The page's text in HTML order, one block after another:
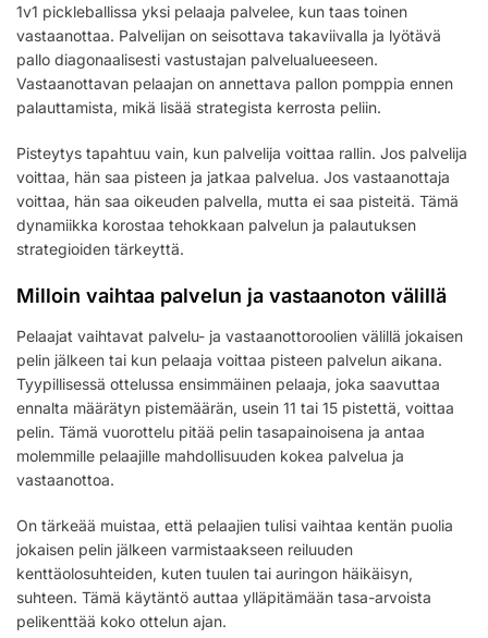
1v1 pickleballissa yksi pelaaja palvelee, kun taas toinen
vastaanottaa. Palvelijan on seisottava takaviivalla ja lyötävä
pallo diagonaalisesti vastustajan palvelualueeseen.
Vastaanottavan pelaajan on annettava pallon pomppia ennen
palauttamista, mikä lisää strategista kerrosta peliin.
Pisteytys tapahtuu vain, kun palvelija voittaa rallin. Jos palvelija
voittaa, hän saa pisteen ja jatkaa palvelua. Jos vastaanottaja
voittaa, hän saa oikeuden palvella, mutta ei saa pisteitä. Tämä
dynamiikka korostaa tehokkaan palvelun ja palautuksen
strategioiden tärkeyttä.
Milloin vaihtaa palvelun ja vastaanoton välillä
Pelaajat vaihtavat palvelu- ja vastaanottoroolien välillä jokaisen
pelin jälkeen tai kun pelaaja voittaa pisteen palvelun aikana.
Tyypillisessä ottelussa ensimmäinen pelaaja, joka saavuttaa
ennalta määrätyn pistemäärän, usein 11 tai 15 pistettä, voittaa
pelin. Tämä vuorottelu pitää pelin tasapainoisena ja antaa
molemmille pelaajille mahdollisuuden kokea palvelua ja
vastaanottoa.
On tärkeää muistaa, että pelaajien tulisi vaihtaa kentän puolia
jokaisen pelin jälkeen varmistaakseen reiluuden
kenttäolosuhteiden, kuten tuulen tai auringon häikäisyn,
suhteen. Tämä käytäntö auttaa ylläpitämään tasa-arvoista
pelikenttää koko ottelun ajan.